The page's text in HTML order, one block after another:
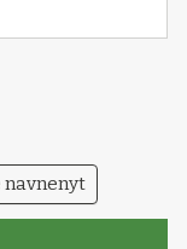
navnenyt